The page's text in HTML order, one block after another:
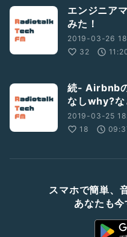
エンジニア
みた！
2019-03-26
32
続- Airbnb
なしwhy?な
2019-03-25
18
スマホで簡単、
あなたも